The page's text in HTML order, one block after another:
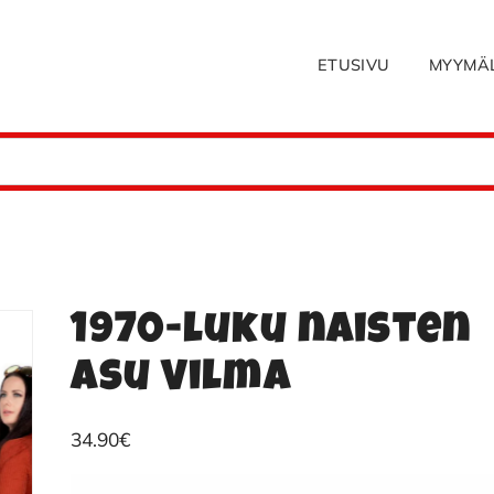
ETUSIVU
1970-luku naisten
asu Vilma
34.90€